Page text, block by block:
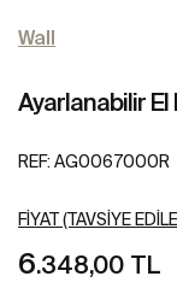
Wall
Ayarlanabilir El
REF: AG0067000R
FIYAT (TAVSIYE
6.348,00 TL